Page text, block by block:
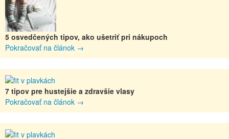
5 osvedčených tipov, ako ušetriť pri nákupoch
Pokračovať na článok →
7 tipov pre hustejšie a zdravšie vlasy
Pokračovať na článok →